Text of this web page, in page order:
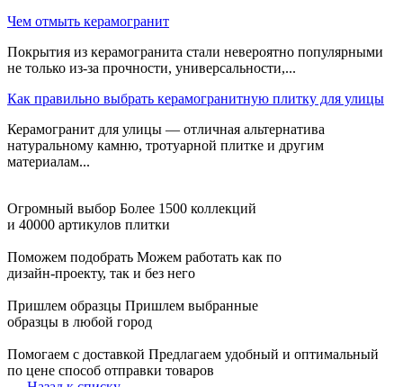
Чем отмыть керамогранит
Покрытия из керамогранита стали невероятно популярными
не только из-за прочности, универсальности,...
Как правильно выбрать керамогранитную плитку для улицы
Керамогранит для улицы — отличная альтернатива
натуральному камню, тротуарной плитке и другим
материалам...
Огромный выбор Более 1500 коллекций
и 40000 артикулов плитки
Поможем подобрать Можем работать как по
дизайн-проекту, так и без него
Пришлем образцы Пришлем выбранные
образцы в любой город
Помогаем с доставкой Предлагаем удобный и оптимальный
по цене способ отправки товаров